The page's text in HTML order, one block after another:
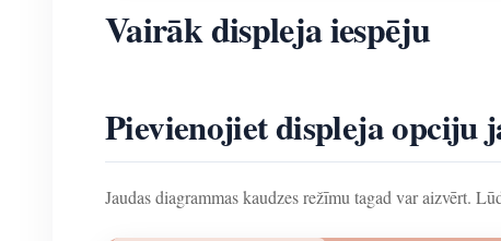
Vairāk displeja iespēju
Pievienojiet displeja opciju
Jaudas diagrammas kaudzes režīmu tagad var aizvērt.